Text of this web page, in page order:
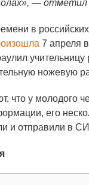
— отметил
в
7 апреля
ножевую
что у молодого
его
и отправили в